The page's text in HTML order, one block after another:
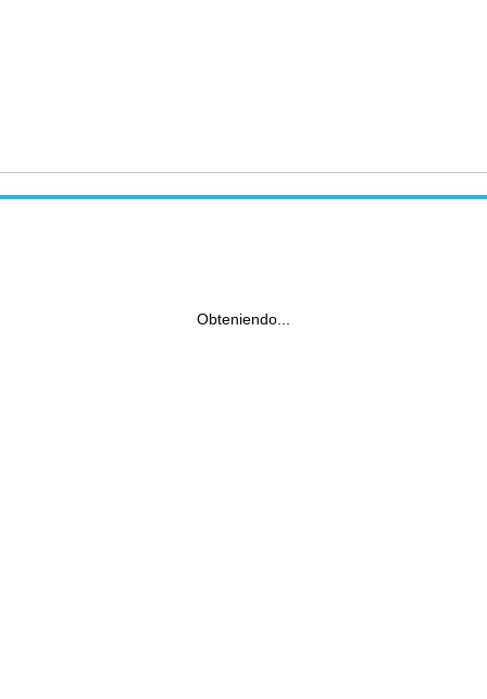
Obteniendo...